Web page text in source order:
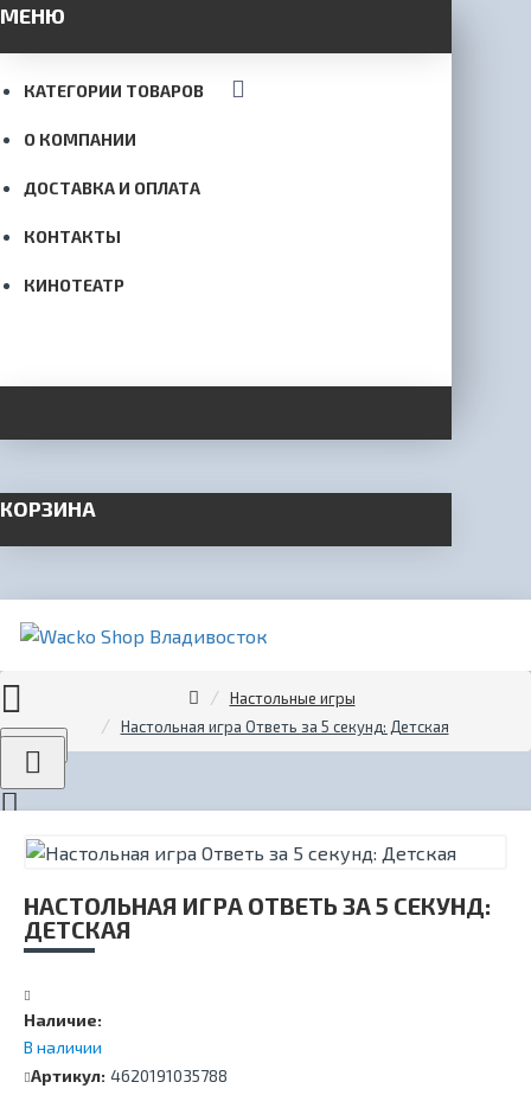
МЕНЮ
КАТЕГОРИИ ТОВАРОВ
О КОМПАНИИ
ДОСТАВКА И ОПЛАТА
КОНТАКТЫ
КИНОТЕАТР
КОРЗИНА
Menu
Настольные игры
Настольная игра Ответь за 5 секунд: Детская
НАСТОЛЬНАЯ ИГРА ОТВЕТЬ ЗА 5 СЕКУНД:
ДЕТСКАЯ
Наличие:
В наличии
Артикул: 4620191035788